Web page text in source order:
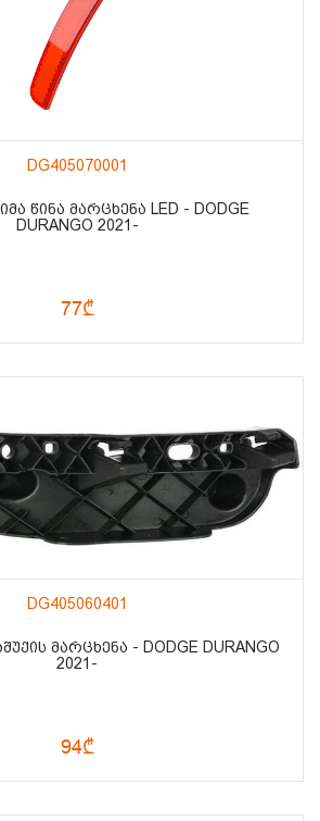
DG405070001
ᲬᲘᲜᲐ ᲛᲐᲠᲪᲮᲔᲜᲐ LED - DODGE
DURANGO 2021-
77₾
DG405060401
ᲛᲐᲠᲪᲮᲔᲜᲐ - DODGE DURANGO
2021-
94₾